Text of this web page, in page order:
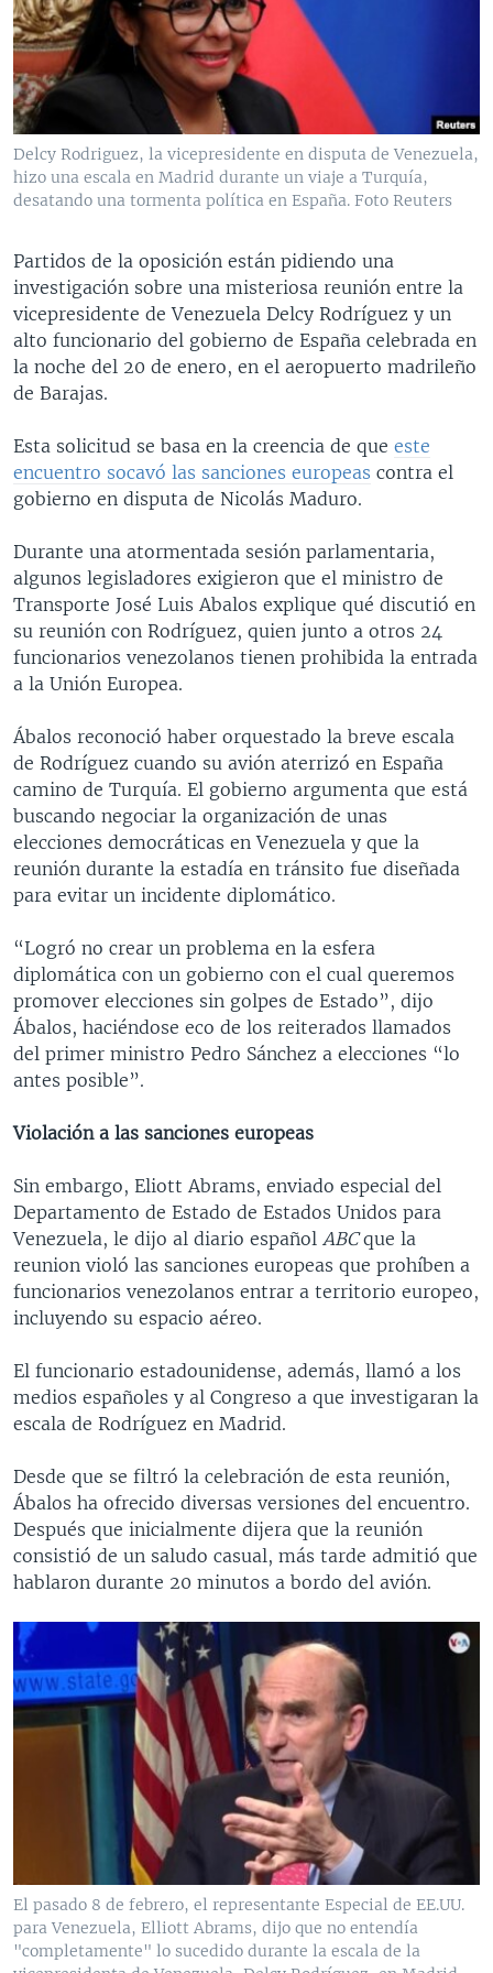
VENEZUELA
BRASIL
NICARAGUA
ECONOMÍA
ENTRETENIMIENTO Y CULTURA
TECNOLOGÍA
DEPORTES
CIENCIA Y SALUD
MULTIMEDIA
VIDEOS
FOTOGRAFÍA
AUDIOS
PROGRAMAS TV
EL MUNDO AL DÍA
FORO INTERAMERICANO
VISIÓN 360
PANORAMA
RADIO
AVANCE INFORMATIVO
AUDIONOTICIAS
ESTADOS UNIDOS AL DÍA
EL MUNDO AL DÍA [RADIO]
FORO [RADIO]
DEPORTIVO INTERNACIONAL
ENTRETENIMIENTO
DIRECT
DOCUMENTALES DE LA VOA
SÍGANOS
Idiomas
Delcy Rodriguez, la vicepresidente en disputa de Venezuela,
hizo una escala en Madrid durante un viaje a Turquía,
desatando una tormenta política en España. Foto Reuters
Partidos de la oposición están pidiendo una
investigación sobre una misteriosa reunión entre la
vicepresidente de Venezuela Delcy Rodríguez y un
alto funcionario del gobierno de España celebrada en
la noche del 20 de enero, en el aeropuerto madrileño
de Barajas.
Esta solicitud se basa en la creencia de que este
encuentro socavó las sanciones europeas contra el
gobierno en disputa de Nicolás Maduro.
Durante una atormentada sesión parlamentaria,
algunos legisladores exigieron que el ministro de
Transporte José Luis Abalos explique qué discutió en
su reunión con Rodríguez, quien junto a otros 24
funcionarios venezolanos tienen prohibida la entrada
a la Unión Europea.
Ábalos reconoció haber orquestado la breve escala
de Rodríguez cuando su avión aterrizó en España
camino de Turquía. El gobierno argumenta que está
buscando negociar la organización de unas
elecciones democráticas en Venezuela y que la
reunión durante la estadía en tránsito fue diseñada
para evitar un incidente diplomático.
“Logró no crear un problema en la esfera
diplomática con un gobierno con el cual queremos
promover elecciones sin golpes de Estado”, dijo
Ábalos, haciéndose eco de los reiterados llamados
del primer ministro Pedro Sánchez a elecciones “lo
antes posible”.
Violación a las sanciones europeas
Sin embargo, Eliott Abrams, enviado especial del
Departamento de Estado de Estados Unidos para
Venezuela, le dijo al diario español ABCque la
reunion violó las sanciones europeas que prohíben a
funcionarios venezolanos entrar a territorio europeo,
incluyendo su espacio aéreo.
El funcionario estadounidense, además, llamó a los
medios españoles y al Congreso a que investigaran la
escala de Rodríguez en Madrid.
Desde que se filtró la celebración de esta reunión,
Ábalos ha ofrecido diversas versiones del encuentro.
Después que inicialmente dijera que la reunión
consistió de un saludo casual, más tarde admitió que
hablaron durante 20 minutos a bordo del avión.
El pasado 8 de febrero, el representante Especial de EE.UU.
para Venezuela, Elliott Abrams, dijo que no entendía
"completamente" lo sucedido durante la escala de la